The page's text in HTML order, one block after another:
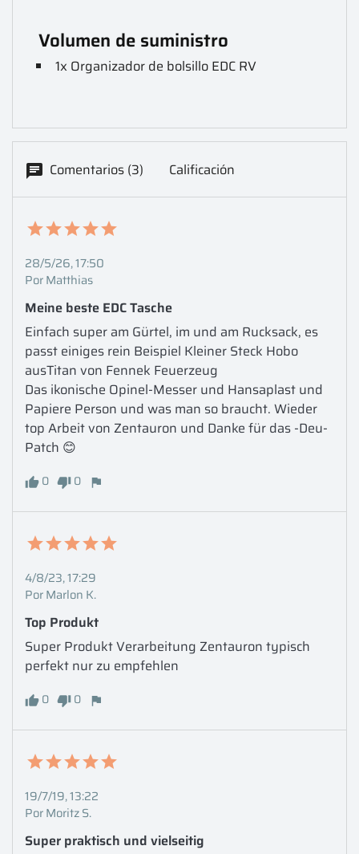
Volumen de suministro
1x Organizador de bolsillo EDC RV
Comentarios (3) Calificación
28/5/26, 17:50
Por Matthias
Meine beste EDC Tasche
Einfach super am Gürtel, im und am Rucksack, es
passt einiges rein Beispiel Kleiner Steck Hobo
ausTitan von Fennek Feuerzeug
Das ikonische Opinel-Messer und Hansaplast und
Papiere Person und was man so braucht. Wieder
top Arbeit von Zentauron und Danke für das -Deu-
Patch 😊
0 0
4/8/23, 17:29
Por Marlon K.
Top Produkt
Super Produkt Verarbeitung Zentauron typisch
perfekt nur zu empfehlen
0 0
19/7/19, 13:22
Por Moritz S.
Super praktisch und vielseitig